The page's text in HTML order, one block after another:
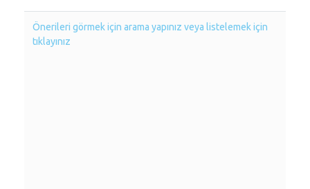
Önerileri görmek için arama yapınız veya listelemek için
tıklayınız